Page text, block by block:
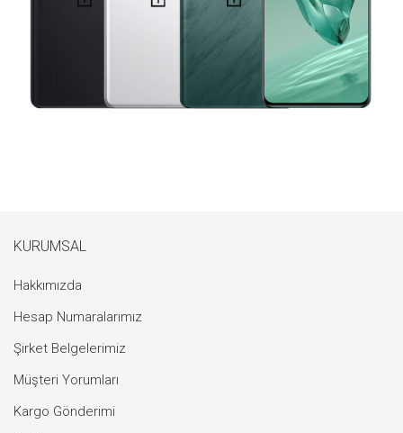
KURUMSAL
Hakkımızda
Hesap Numaralarımız
Şirket Belgelerimiz
Müşteri Yorumları
Kargo Gönderimi